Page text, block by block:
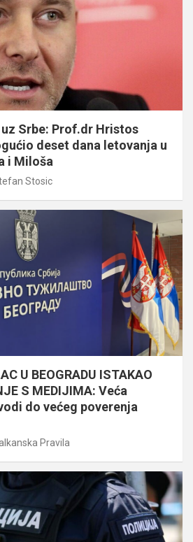
Srbe: Prof.dr Hristos
deset dana letovanja u
i Miloša
Stosic
U BEOGRADU ISTAKAO
S MEDIJIMA: Veća
do većeg poverenja
Pravila